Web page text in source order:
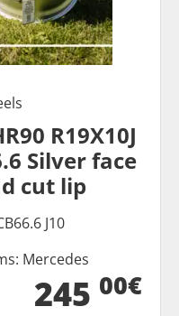
R19X10J
Silver face
cut lip
J10
Mercedes
245 00€